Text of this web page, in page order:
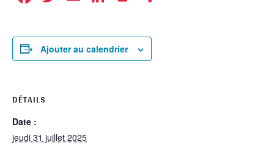
Ajouter au calendrier
DÉTAILS
Date :
jeudi 31 juillet 2025